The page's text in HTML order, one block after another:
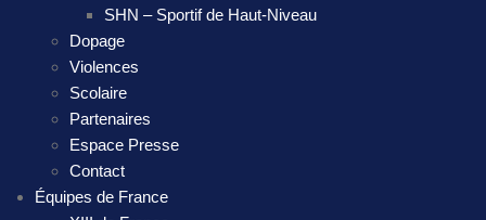
SHN – Sportif de Haut-Niveau
Dopage
Violences
Scolaire
Partenaires
Espace Presse
Contact
Équipes de France